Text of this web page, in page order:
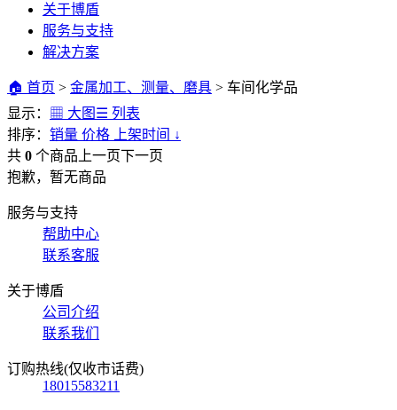
关于博盾
服务与支持
解决方案
🏠 首页 > 金属加工、测量、磨具 > 车间化学品
显示：
▦ 大图 ☰ 列表
排序： 销量 价格 上架时间 ↓
共 0 个商品 上一页下一页
抱歉，暂无商品
服务与支持
帮助中心
联系客服
关于博盾
公司介绍
联系我们
订购热线(仅收市话费)
18015583211